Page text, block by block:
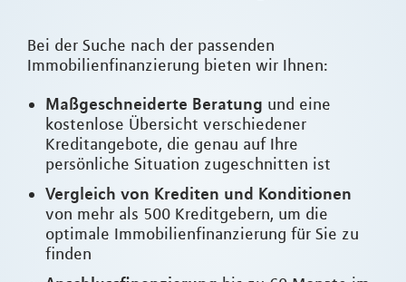
Bei der Suche nach der passenden
Immobilienfinanzierung bieten wir Ihnen:
Maßgeschneiderte Beratung und eine
kostenlose Übersicht verschiedener
Kreditangebote, die genau auf Ihre
persönliche Situation zugeschnitten ist
Vergleich von Krediten und Konditionen
von mehr als 500 Kreditgebern, um die
optimale Immobilienfinanzierung für Sie zu
finden